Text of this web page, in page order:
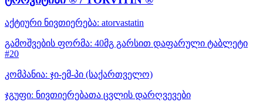
აქტიური ნივთიერება: atorvastatin
გამოშვების ფორმა: 40მგ გარსით დაფარული ტაბლეტი
#20
კომპანია: ჯი-ემ-პი (საქართველო)
ჯგუფი: ნივთიერებათა ცვლის დარღვევები